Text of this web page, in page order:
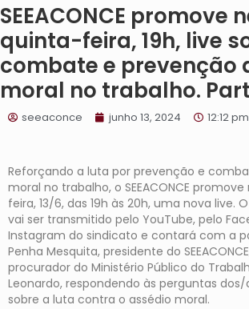
SEEACONCE promove
quinta-feira, 19h, live
combate e prevenção
moral no trabalho.
seeaconce junho 13, 2024 12:12 pm
Reforçando a luta por prevenção e
moral no trabalho, o SEEACONCE
feira, 13/6, das 19h às 20h, uma nova live.
vai ser transmitido pelo YouTube, pelo
Instagram do sindicato e contará com a
Penha Mesquita, presidente do
procurador do Ministério Público do
Leonardo, respondendo às perguntas
sobre a luta contra o assédio moral.